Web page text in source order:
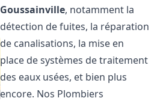
Goussainville, notamment la
détection de fuites, la réparation
de canalisations, la mise en
place de systèmes de traitement
des eaux usées, et bien plus
encore. Nos Plombiers